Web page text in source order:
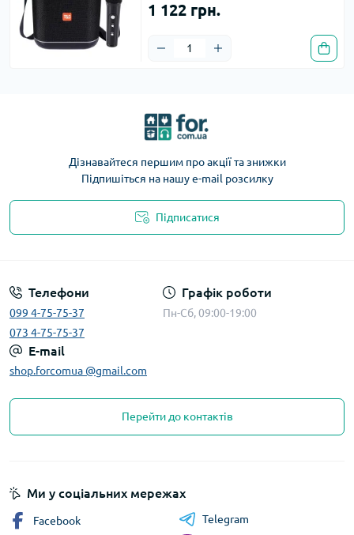
1 122 грн.
Дізнавайтеся першим про акції та знижки
Підпишіться на нашу e-mail розсилку
Підписатися
Телефони
099 4-75-75-37
073 4-75-75-37
Графік роботи
Пн-Сб, 09:00-19:00
E-mail
shop.forcomua @gmail.com
Перейти до контактів
Ми у соціальних мережах
Facebook
Telegram